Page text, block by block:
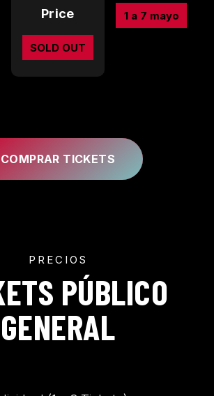
SOLD OUT
1 a 7 mayo
COMPRAR TICKETS
PRECIOS
PÚBLICO
GENERAL